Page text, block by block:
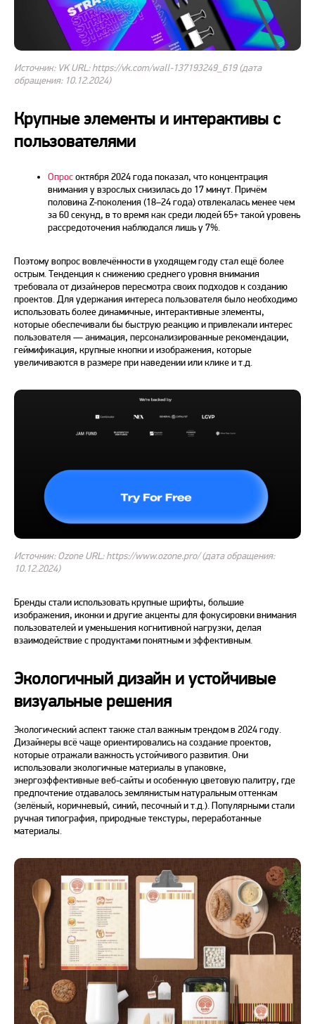
Источник: VK URL: https://vk.com/wall-137193249_619 (дата
обращения: 10.12.2024)
Крупные элементы и интерактивы с
пользователями
Опросоктября 2024года показал, что концентрация
внимания у взрослых снизилась до 17 минут. Причём
половина Z-поколения (18–24 года) отвлекалась менее чем
за 60 секунд, в то время как среди людей 65+ такой уровень
рассредоточения наблюдался лишь у 7%.
Поэтому вопрос вовлечённости в уходящемгодустал ещё более
острым. Тенденция к снижению среднего уровня внимания
требовала от дизайнеров пересмотра своих подходов к созданию
проектов. Для удержания интереса пользователя было необходимо
использовать более динамичные, интерактивные элементы,
которые обеспечивали бы быструю реакцию и привлекали интерес
пользователя — анимация, персонализированные рекомендации,
геймификация, крупные кнопки и изображения, которые
увеличиваются в размере при наведении или клике и т.д.
Источник: Ozone URL: https://www.ozone.pro/ (дата обращения:
10.12.2024)
Бренды стали использовать крупные шрифты, большие
изображения, иконки и другие акценты для фокусировки внимания
пользователей и уменьшения когнитивной нагрузки, делая
взаимодействие с продуктами понятным и эффективным.
Экологичный дизайн и устойчивые
визуальные решения
Экологический аспект также стал важным трендом в 2024 году.
Дизайнеры всё чаще ориентировались на создание проектов,
которые отражали важность устойчивого развития. Они
использовали экологичные материалы в упаковке,
энергоэффективныевеб-сайты и особенную цветовую палитру, где
предпочтение отдавалось землянистым натуральным оттенкам
(зелёный, коричневый, синий, песочный и т.д.). Популярными стали
ручная типография, природные текстуры, переработанные
материалы.